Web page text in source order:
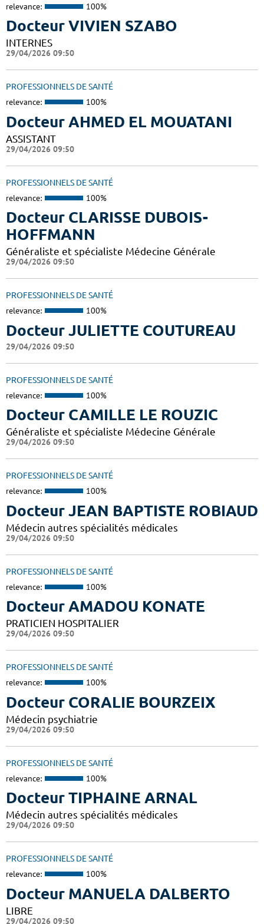
relevance: 100%
Docteur VIVIEN SZABO
INTERNES
29/04/2026 09:50
PROFESSIONNELS DE SANTÉ
relevance: 100%
Docteur AHMED EL MOUATANI
ASSISTANT
29/04/2026 09:50
PROFESSIONNELS DE SANTÉ
relevance: 100%
Docteur CLARISSE DUBOIS-
HOFFMANN
Généraliste et spécialiste Médecine Générale
29/04/2026 09:50
PROFESSIONNELS DE SANTÉ
relevance: 100%
Docteur JULIETTE COUTUREAU
29/04/2026 09:50
PROFESSIONNELS DE SANTÉ
relevance: 100%
Docteur CAMILLE LE ROUZIC
Généraliste et spécialiste Médecine Générale
29/04/2026 09:50
PROFESSIONNELS DE SANTÉ
relevance: 100%
Docteur JEAN BAPTISTE ROBIAUD
Médecin autres spécialités médicales
29/04/2026 09:50
PROFESSIONNELS DE SANTÉ
relevance: 100%
Docteur AMADOU KONATE
PRATICIEN HOSPITALIER
29/04/2026 09:50
PROFESSIONNELS DE SANTÉ
relevance: 100%
Docteur CORALIE BOURZEIX
Médecin psychiatrie
29/04/2026 09:50
PROFESSIONNELS DE SANTÉ
relevance: 100%
Docteur TIPHAINE ARNAL
Médecin autres spécialités médicales
29/04/2026 09:50
PROFESSIONNELS DE SANTÉ
relevance: 100%
Docteur MANUELA DALBERTO
LIBRE
29/04/2026 09:50